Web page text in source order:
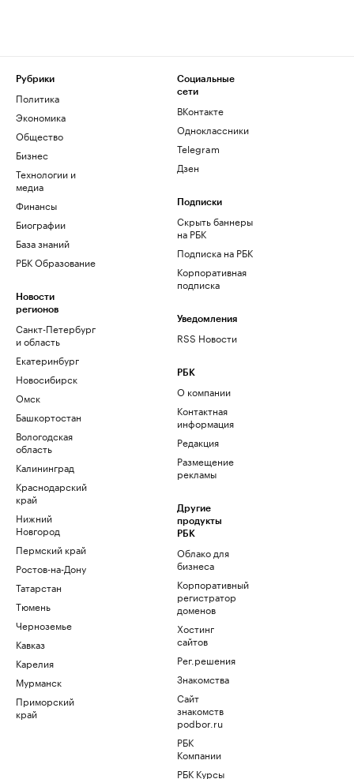
Рубрики
Политика
Экономика
Общество
Бизнес
Технологии и
медиа
Финансы
Биографии
База знаний
РБК Образование
Новости
регионов
Санкт-Петербург
и область
Екатеринбург
Новосибирск
Омск
Башкортостан
Вологодская
область
Калининград
Краснодарский
край
Нижний
Новгород
Пермский край
Ростов-на-Дону
Татарстан
Тюмень
Черноземье
Кавказ
Карелия
Мурманск
Приморский
край
Социальные
сети
ВКонтакте
Одноклассники
Telegram
Дзен
Подписки
Скрыть баннеры
на РБК
Подписка на РБК
Корпоративная
подписка
Уведомления
RSS Новости
РБК
О компании
Контактная
информация
Редакция
Размещение
рекламы
Другие
продукты
РБК
Облако для
бизнеса
Корпоративный
регистратор
доменов
Хостинг
сайтов
Рег.решения
Знакомства
Сайт
знакомств
podbor.ru
РБК
Компании
РБК Курсы